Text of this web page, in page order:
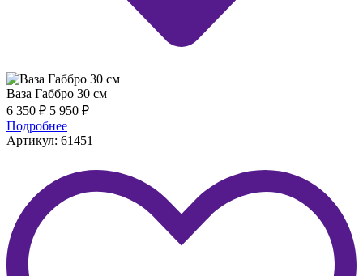
Ваза Габбро 30 см
6 350 ₽ 5 950 ₽
Подробнее
Артикул: 61451